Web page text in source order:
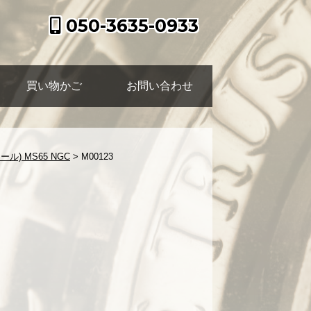
050-3635-0933
買い物かご お問い合わせ
ル) MS65 NGC > M00123